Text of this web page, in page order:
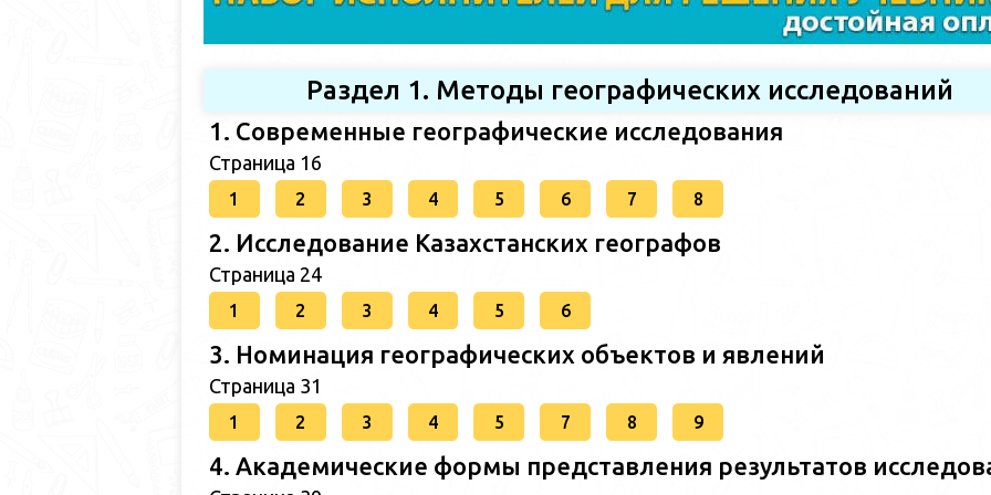
Раздел 1. Методы географических исследований
1. Современные географические исследования
Страница 16
1 2 3 4 5 6 7 8
2. Исследование Казахстанских географов
Страница 24
1 2 3 4 5 6
3. Номинация географических объектов и явлений
Страница 31
1 2 3 4 5 7 8 9
4. Академические формы представления результатов